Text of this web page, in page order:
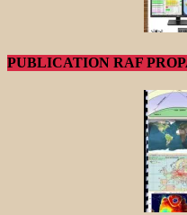
PUBLICATION RAF